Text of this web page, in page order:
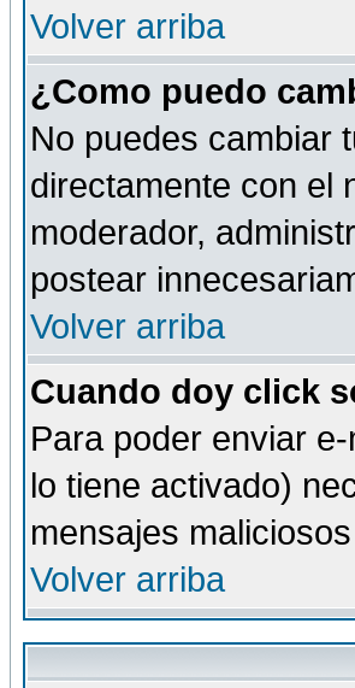
Volver arriba
¿Como puedo
No puedes cambiar
directamente con el
moderador,
postear
Volver arriba
Cuando doy click
Para poder enviar
lo tiene activado)
mensajes
Volver arriba